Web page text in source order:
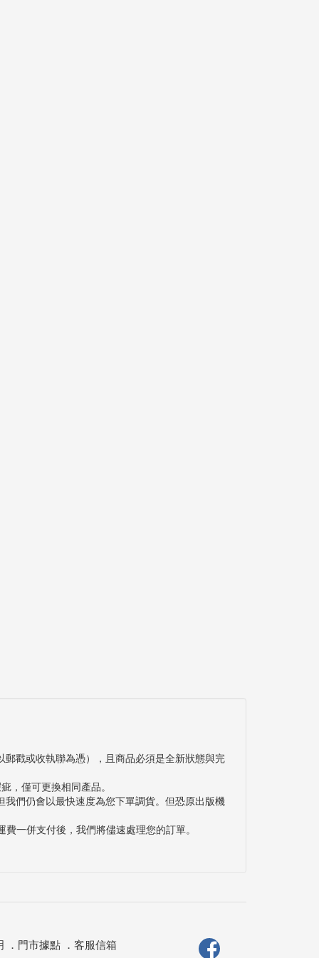
戳或收執聯為憑），且商品必須是全新狀態與完
，僅可更換相同產品。
們仍會以最快速度為您下單調貨。但恐原出版機
一併支付後，我們將儘速處理您的訂單。
． 門市據點． 客服信箱